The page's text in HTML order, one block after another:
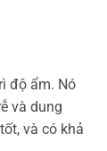
độ ẩm. Nó
và dung
và có khả